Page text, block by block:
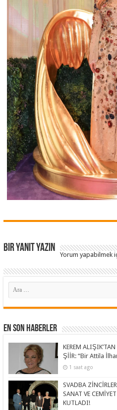
Bir yanıt yazın
Yorum yapabilmek
En Son Haberler
KEREM
ŞİİR: “Bir Attila
1 saat ago
SVADBA
SANAT VE
KUTLADI!